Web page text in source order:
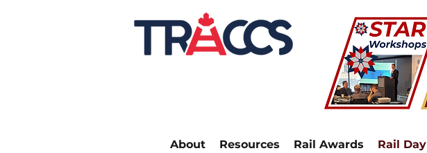
About Resources Rail Awards Rail Day